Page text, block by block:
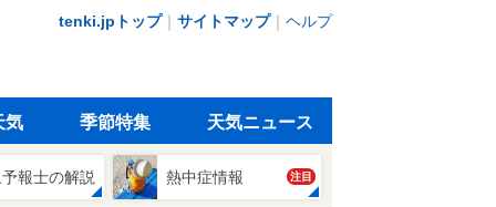
tenki.jpトップ｜ サイトマップ｜ ヘルプ
気 季節特集 天気ニュース
報士の解説 熱中症情報 注目